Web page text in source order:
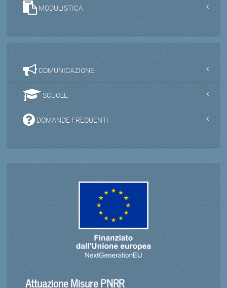
MODULISTICA
COMUNICAZIONE
SCUOLE
DOMANDE FREQUENTI
Attuazione Misure PNRR